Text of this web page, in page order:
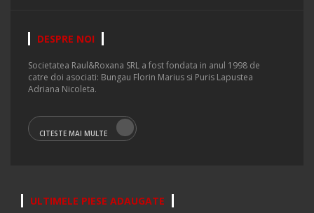
DESPRE NOI
Societatea Raul&Roxana SRL a fost fondata in anul 1998 de
catre doi asociati: Bungau Florin Marius si Puris Lapustea
Adriana Nicoleta.
CITESTE MAI MULTE
ULTIMELE PIESE ADAUGATE